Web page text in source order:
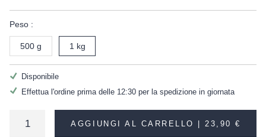
Peso :
500 g 1 kg
Disponibile
Effettua l'ordine prima delle 12:30 per la spedizione in giornata
AGGIUNGI AL CARRELLO | 23,90 €